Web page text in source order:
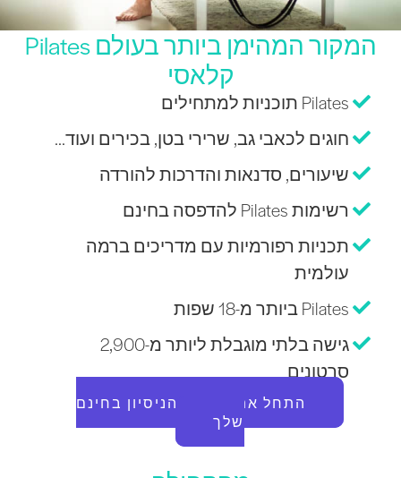
המקור המהימן ביותר בעולם Pilates
קלאסי
Pilates תוכניות למתחילים
חוגים לכאבי גב, שרירי בטן, בכירים ועוד...
שיעורים, סדנאות והדרכות להורדה
רשימות Pilates להדפסה בחינם
תכניות רפורמיות עם מדריכים ברמה
עולמית
Pilates ביותר מ-18 שפות
גישה בלתי מוגבלת ליותר מ-2,900
סרטונים
התחל את תקופת הניסיון בחינם
שלך